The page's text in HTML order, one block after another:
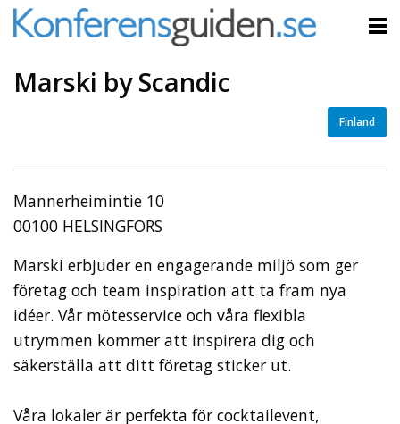
Marski by Scandic
Finland
Mannerheimintie 10
00100 HELSINGFORS
Marski erbjuder en engagerande miljö som ger
företag och team inspiration att ta fram nya
idéer. Vår mötesservice och våra flexibla
utrymmen kommer att inspirera dig och
säkerställa att ditt företag sticker ut.
Våra lokaler är perfekta för cocktailevent,